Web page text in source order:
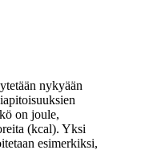
nykyään
on joule,
(kcal). Yksi
esimerkiksi,